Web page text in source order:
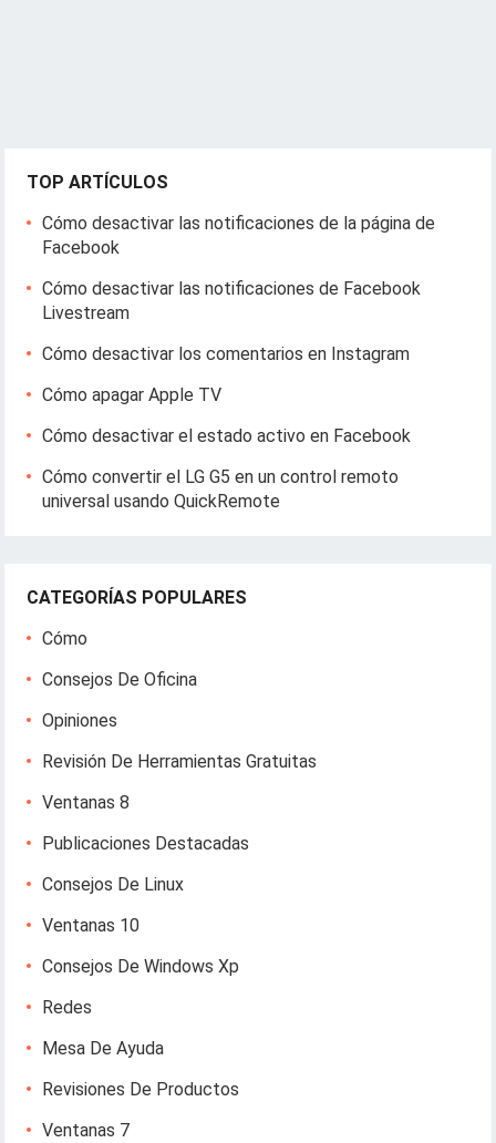
TOP ARTÍCULOS
Cómo desactivar las notificaciones de la página de
Facebook
Cómo desactivar las notificaciones de Facebook
Livestream
Cómo desactivar los comentarios en Instagram
Cómo apagar Apple TV
Cómo desactivar el estado activo en Facebook
Cómo convertir el LG G5 en un control remoto
universal usando QuickRemote
CATEGORÍAS POPULARES
Cómo
Consejos De Oficina
Opiniones
Revisión De Herramientas Gratuitas
Ventanas 8
Publicaciones Destacadas
Consejos De Linux
Ventanas 10
Consejos De Windows Xp
Redes
Mesa De Ayuda
Revisiones De Productos
Ventanas 7